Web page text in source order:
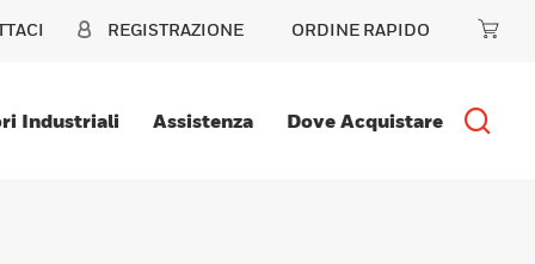
REGISTRAZIONE ORDINE RAPIDO
Industriali Assistenza Dove Acquistare